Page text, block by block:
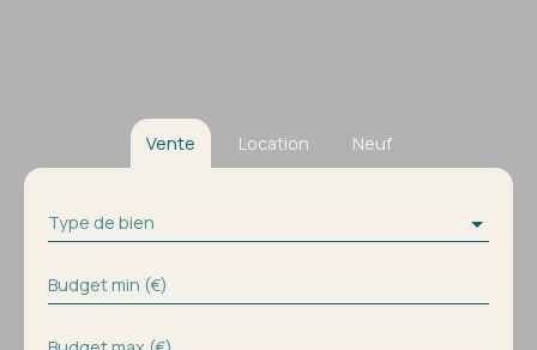
Vente Location Neuf
Type de bien
Budget min (€)